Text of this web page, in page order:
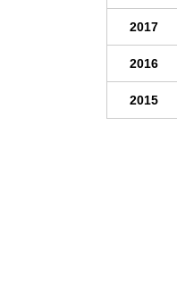
2017
2016
2015